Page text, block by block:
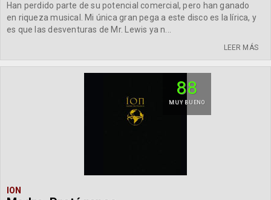
Han perdido parte de su potencial comercial, pero han ganado
en riqueza musical. Mi única gran pega a este disco es la lírica, y
es que las desventuras de Mr. Lewis ya n...
LEER MÁS
88
MUY BUENO
ION